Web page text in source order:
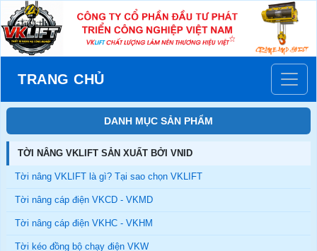
TRANG CHỦ
DANH MỤC SẢN PHẨM
TỜI NÂNG VKLIFT SẢN XUẤT BỞI VNID
Tời nâng VKLIFT là gì? Tại sao chọn VKLIFT
Tời nâng cáp điện VKCD - VKMD
Tời nâng cáp điện VKHC - VKHM
Tời kéo đồng bộ chạy điện VKW